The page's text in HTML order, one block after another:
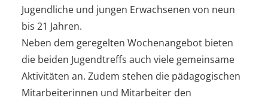
Jugendliche und jungen Erwachsenen von neun
bis 21 Jahren.
Neben dem geregelten Wochenangebot bieten
die beiden Jugendtreffs auch viele gemeinsame
Aktivitäten an. Zudem stehen die pädagogischen
Mitarbeiterinnen und Mitarbeiter den